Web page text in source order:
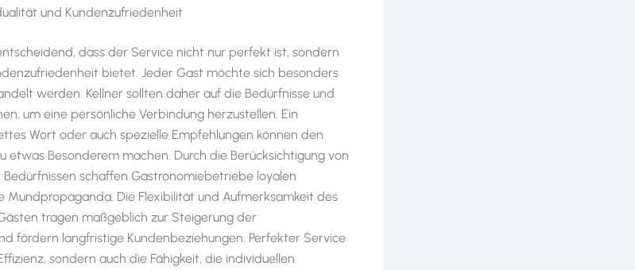
und Kundenzufriedenheit
dass der Service nicht nur perfekt ist, sondern
bietet. Jeder Gast möchte sich besonders
werden. Kellner sollten daher auf die Bedürfnisse und
um eine persönliche Verbindung herzustellen. Ein
Wort oder auch spezielle Empfehlungen können den
etwas Besonderem machen. Durch die Berücksichtigung von
schaffen Gastronomiebetriebe loyalen
Mundpropaganda. Die Flexibilität und Aufmerksamkeit des
tragen maßgeblich zur Steigerung der
fördern langfristige Kundenbeziehungen. Perfekter Service
sondern auch die Fähigkeit, die individuellen